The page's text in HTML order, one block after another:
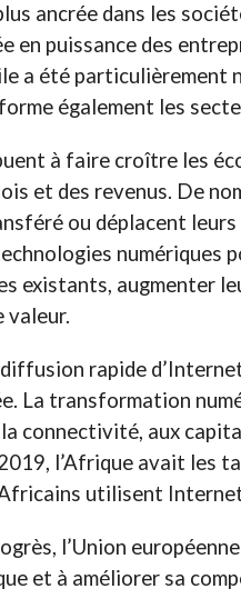
ancrée dans les
en puissance des
a été particulièrement
également les
à faire croître les
et des revenus. De
ou déplacent
numériques
existants, augmenter
valeur.
rapide
La transformation
connectivité, aux
l’Afrique avait les
utilisent
l’Union
et à améliorer sa